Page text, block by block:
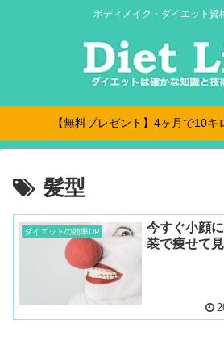
ボディメイク・ダイエット資
【無料プレゼント】4ヶ月で10
髪型
ダイエットの効率UP
今すぐ小顔
装で痩せて